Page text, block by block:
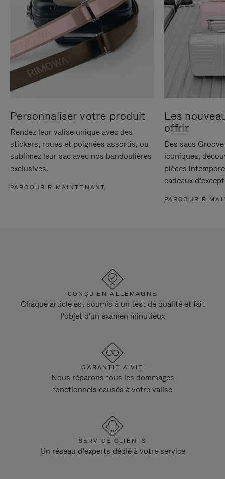
Personnaliser votre produit
Rendez leur valise unique avec des
stickers, roues et poignées assortis, ou
sublimez leur sac avec nos bandoulières
exclusives.
PARCOURIR MAINTENANT
Les
offrir
Des sacs
iconiques,
pièces
cadeaux
PARCOURIR
CONÇU EN ALLEMAGNE
Chaque article est soumis à un test de qualité et fait
l'objet d'un examen minutieux
GARANTIE À VIE
Nous réparons tous les dommages
fonctionnels causés à votre valise
SERVICE CLIENTS
Un réseau d’experts dédié à votre service